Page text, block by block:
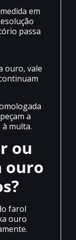
em
passa
ouro, vale
a
multa.
ou
ouro
farol
ouro